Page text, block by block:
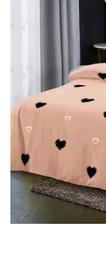
Lenjerii de pat
Lenjerii de pat
Lenjerii de pat
Lenjerii de pat
Lenjerii de pat Finet
Lenjerii de pat finet
Lenjerii de pat
elastic